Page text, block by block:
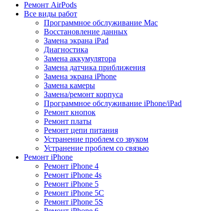
Ремонт AirPods
Все виды работ
Программное обслуживание Mac
Восстановление данных
Замена экрана iPad
Диагностика
Замена аккумулятора
Замена датчика приближения
Замена экрана iPhone
Замена камеры
Замена/ремонт корпуса
Программное обслуживание iPhone/iPad
Ремонт кнопок
Ремонт платы
Ремонт цепи питания
Устранение проблем со звуком
Устранение проблем со связью
Ремонт iPhone
Ремонт iPhone 4
Ремонт iPhone 4s
Ремонт iPhone 5
Ремонт iPhone 5C
Ремонт iPhone 5S